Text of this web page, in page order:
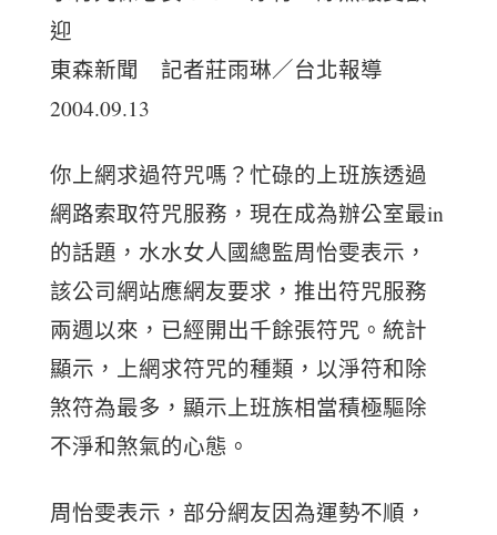
迎
東森新聞 記者莊雨琳／台北報導
2004.09.13
你上網求過符咒嗎？忙碌的上班族透過
網路索取符咒服務，現在成為辦公室最in
的話題，水水女人國總監周怡雯表示，
該公司網站應網友要求，推出符咒服務
兩週以來，已經開出千餘張符咒。統計
顯示，上網求符咒的種類，以淨符和除
煞符為最多，顯示上班族相當積極驅除
不淨和煞氣的心態。
周怡雯表示，部分網友因為運勢不順，